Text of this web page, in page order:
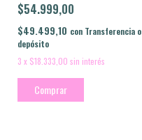
$54.999,00
$49.499,10 con Transferencia o
depósito
3 x $18.333,00 sin interés
Comprar